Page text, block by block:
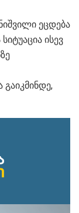
ეცდება
ისევ
გაიკმინდე,